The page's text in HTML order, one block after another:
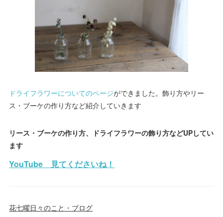
ドライフラワーについてのページができました。飾り方やリー
ス・ブーケの作り方など紹介していきます
リース・ブーケの作り方、ドライフラワーの飾り方などUPしてい
ます
YouTube 見てくださいね！
花七曜日々のこと・ブログ